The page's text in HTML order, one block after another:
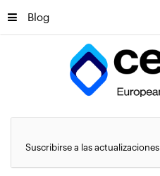
Blog
Suscribirse a las actualizaciones